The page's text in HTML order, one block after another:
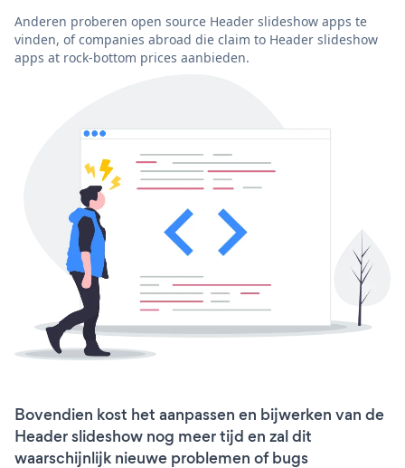
Anderen proberen open source Header slideshow apps te
vinden, of companies abroad die claim to Header slideshow
apps at rock-bottom prices aanbieden.
Bovendien kost het aanpassen en bijwerken van de
Header slideshow nog meer tijd en zal dit
waarschijnlijk nieuwe problemen of bugs